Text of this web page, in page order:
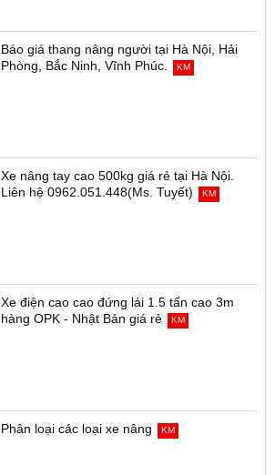
Báo giá thang nâng người tại Hà Nội, Hải
Phòng, Bắc Ninh, Vĩnh Phúc.
KM
Xe nâng tay cao 500kg giá rẻ tại Hà Nội.
Liên hệ 0962.051.448(Ms. Tuyết)
KM
Xe điện cao cao đứng lái 1.5 tấn cao 3m
hàng OPK - Nhật Bản giá rẻ
KM
Phân loại các loại xe nâng KM